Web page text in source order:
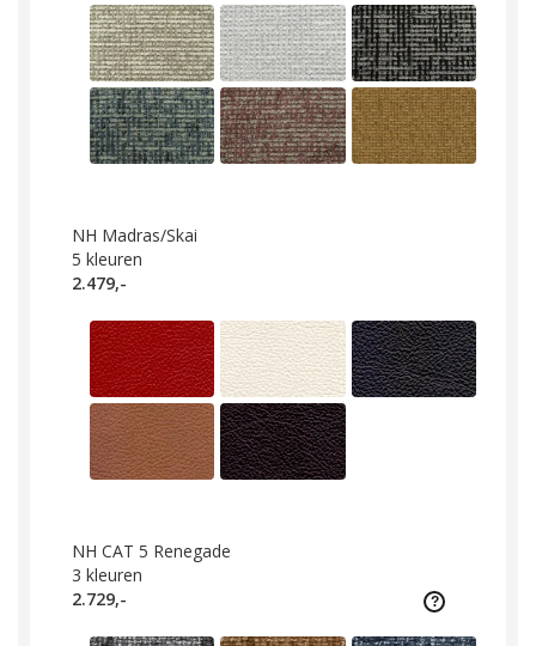
NH Madras/Skai
5 kleuren
2.479,-
NH CAT 5 Renegade
3 kleuren
2.729,-